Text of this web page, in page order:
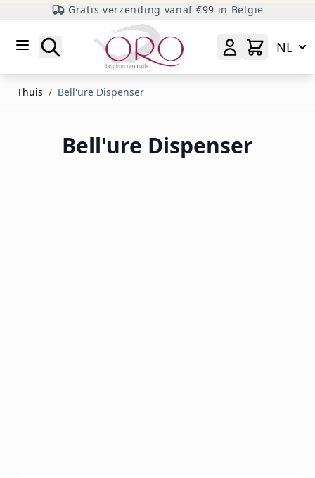
Gratis verzending vanaf €99 in België
Zoeken
NL
Thuis / Bell'ure Dispenser
Bell'ure Dispenser